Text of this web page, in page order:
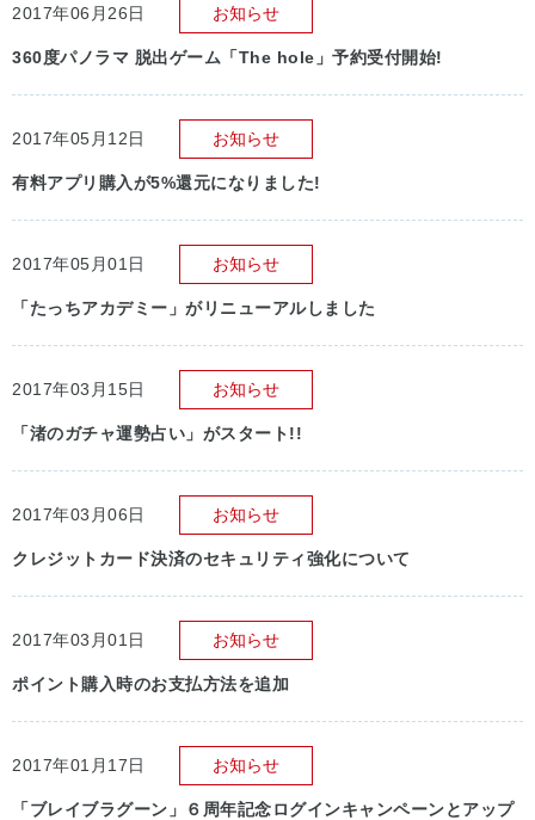
2017年06月26日 お知らせ
360度パノラマ 脱出ゲーム「The hole」予約受付開始!
2017年05月12日 お知らせ
有料アプリ購入が5%還元になりました!
2017年05月01日 お知らせ
「たっちアカデミー」がリニューアルしました
2017年03月15日 お知らせ
「渚のガチャ運勢占い」がスタート!!
2017年03月06日 お知らせ
クレジットカード決済のセキュリティ強化について
2017年03月01日 お知らせ
ポイント購入時のお支払方法を追加
2017年01月17日 お知らせ
「ブレイブラグーン」６周年記念ログインキャンペーンとアップ